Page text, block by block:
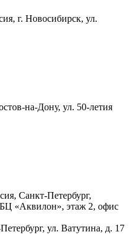
г. Новосибирск, ул.
на-Дону, ул. 50-летия
Санкт-Петербург,
«Аквилон», этаж 2, офис
ул. Ватутина, д. 17